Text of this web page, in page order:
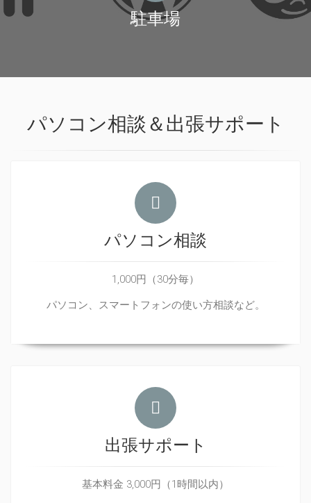
駐車場
パソコン相談＆出張サポート
パソコン相談
1,000円（30分毎）
パソコン、スマートフォンの使い方相談など。
出張サポート
基本料金 3,000円（1時間以内）